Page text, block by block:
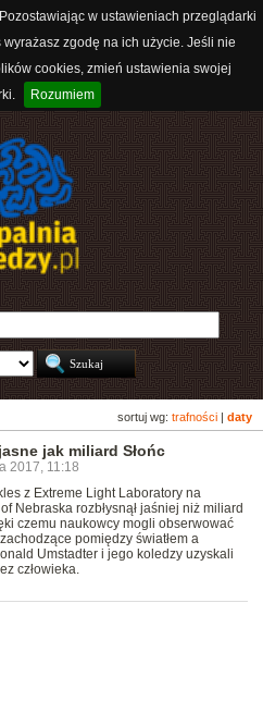
w ustawieniach przeglądarki
wyrażasz zgodę na ich użycie. Jeśli nie
cookies, zmień ustawienia swojej
Rozumiem
sortuj wg: trafności daty
jak miliard Słońc
2017, 11:18
z Extreme Light Laboratory na
Nebraska rozbłysnął jaśniej niż miliard
czemu naukowcy mogli obserwować
pomiędzy światłem a
Umstadter i jego koledzy uzyskali
człowieka.